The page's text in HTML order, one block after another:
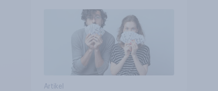
Artikel